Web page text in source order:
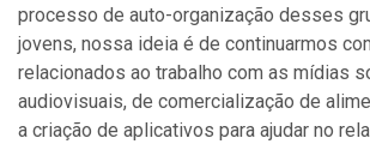
processo de auto-organização desses
jovens, nossa ideia é de continuarmos
relacionados ao trabalho com as mídias
audiovisuais, de comercialização de
a criação de aplicativos para ajudar no